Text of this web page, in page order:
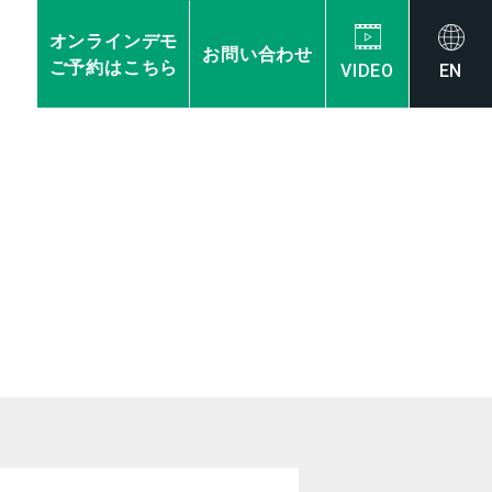
VIDEO EN
オンラインデモ
ご予約はこちら
お問い合わせ